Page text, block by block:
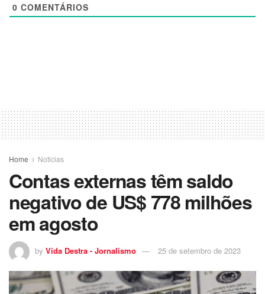
0 COMENTÁRIOS
Home Noticias
Contas externas têm saldo
negativo de US$ 778 milhões
em agosto
by Vida Destra - Jornalismo 25 de setembro de 2023